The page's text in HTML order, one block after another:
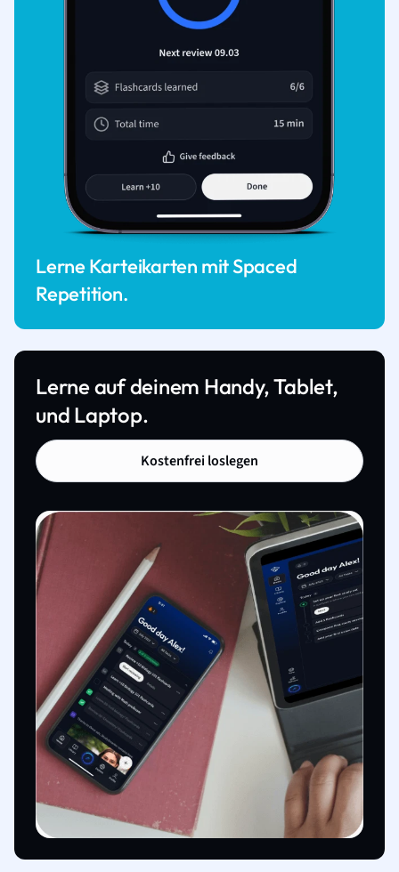
Lerne Karteikarten mit Spaced
Repetition.
Lerne auf deinem Handy, Tablet,
und Laptop.
Kostenfrei loslegen